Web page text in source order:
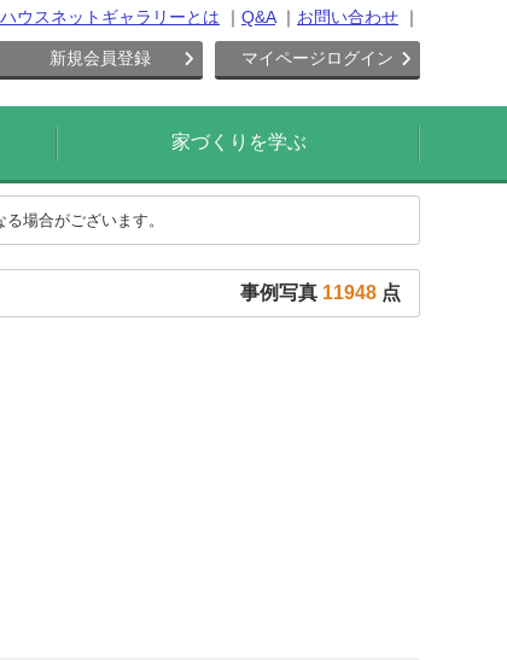
ハウスネットギャラリーとは Q&A お問い合わせ
新規会員登録 マイページログイン
家づくりを学ぶ
場合がございます。
事例写真 11948 点